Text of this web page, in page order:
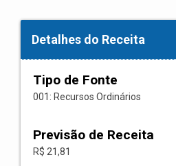
Detalhes do Receita
Tipo de Fonte
001: Recursos Ordinários
Previsão de Receita
R$ 21,81